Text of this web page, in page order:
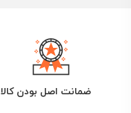
ضمانت اصل بودن کالا